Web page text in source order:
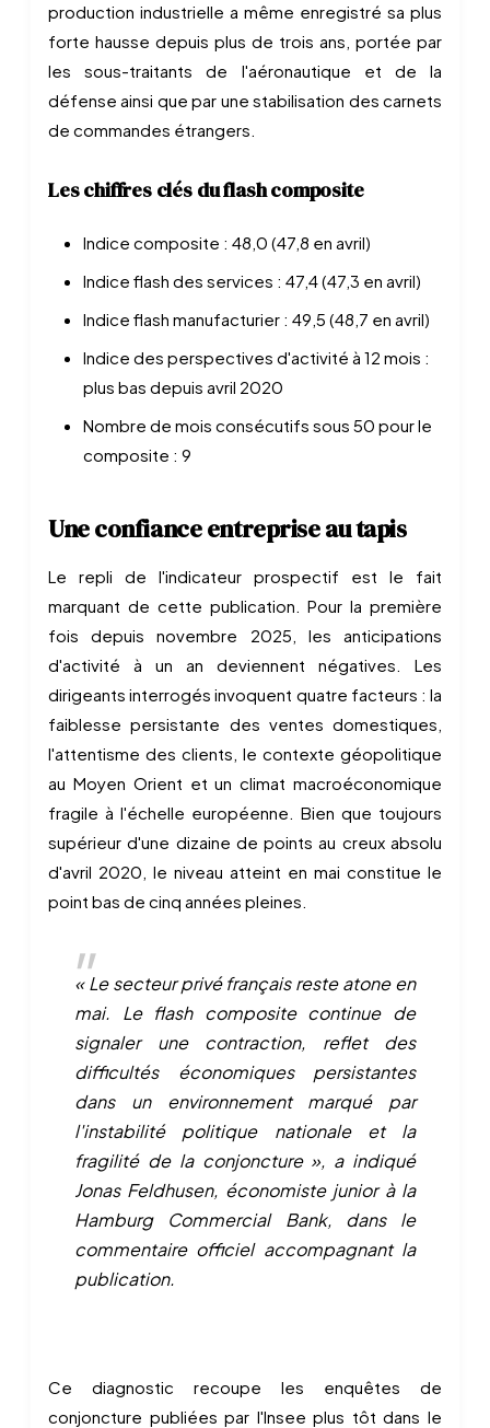
production industrielle a même enregistré sa plus
forte hausse depuis plus de trois ans, portée par
les sous-traitants de l'aéronautique et de la
défense ainsi que par une stabilisation des carnets
de commandes étrangers.
Les chiffres clés du flash composite
Indice composite : 48,0 (47,8 en avril)
Indice flash des services : 47,4 (47,3 en avril)
Indice flash manufacturier : 49,5 (48,7 en avril)
Indice des perspectives d'activité à 12 mois :
plus bas depuis avril 2020
Nombre de mois consécutifs sous 50 pour le
composite : 9
Une confiance entreprise au tapis
Le repli de l'indicateur prospectif est le fait
marquant de cette publication. Pour la première
fois depuis novembre 2025, les anticipations
d'activité à un an deviennent négatives. Les
dirigeants interrogés invoquent quatre facteurs : la
faiblesse persistante des ventes domestiques,
l'attentisme des clients, le contexte géopolitique
au Moyen Orient et un climat macroéconomique
fragile à l'échelle européenne. Bien que toujours
supérieur d'une dizaine de points au creux absolu
d'avril 2020, le niveau atteint en mai constitue le
point bas de cinq années pleines.
« Le secteur privé français reste atone en
mai. Le flash composite continue de
signaler une contraction, reflet des
difficultés économiques persistantes
dans un environnement marqué par
l'instabilité politique nationale et la
fragilité de la conjoncture », a indiqué
Jonas Feldhusen, économiste junior à la
Hamburg Commercial Bank, dans le
commentaire officiel accompagnant la
publication.
Ce diagnostic recoupe les enquêtes de
conjoncture publiées par l'Insee plus tôt dans le